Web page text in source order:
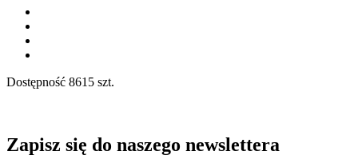
Dostępność 8615 szt.
Zapisz się do naszego newslettera